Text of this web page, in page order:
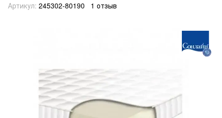
Артикул: 245302-80190 1 отзыв